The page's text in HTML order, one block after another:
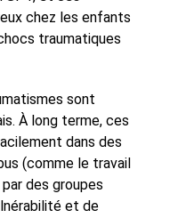
chez les enfants
traumatiques
sont
À long terme, ces
dans des
(comme le travail
des groupes
et de